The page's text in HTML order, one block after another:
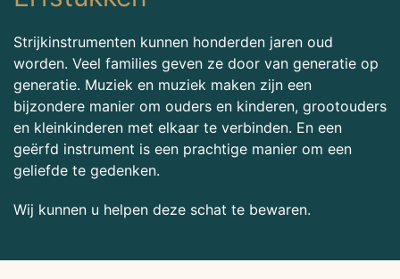
Strijkinstrumenten kunnen honderden jaren oud
worden. Veel families geven ze door van generatie op
generatie. Muziek en muziek maken zijn een
bijzondere manier om ouders en kinderen, grootouders
en kleinkinderen met elkaar te verbinden. En een
geërfd instrument is een prachtige manier om een
geliefde te gedenken.
Wij kunnen u helpen deze schat te bewaren.